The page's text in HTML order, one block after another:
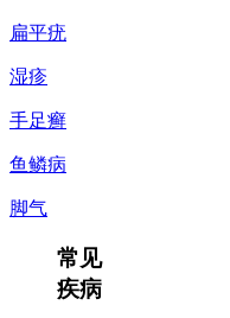
扁平疣
湿疹
手足癣
鱼鳞病
脚气
常见
疾病